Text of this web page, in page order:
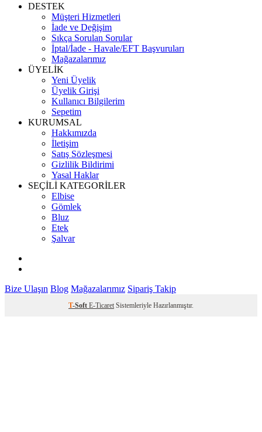
DESTEK
Müşteri Hizmetleri
İade ve Değişim
Sıkça Sorulan Sorular
İptal/İade - Havale/EFT Başvuruları
Mağazalarımız
ÜYELİK
Yeni Üyelik
Üyelik Girişi
Kullanıcı Bilgilerim
Sepetim
KURUMSAL
Hakkımızda
İletişim
Satış Sözleşmesi
Gizlilik Bildirimi
Yasal Haklar
SEÇİLİ KATEGORİLER
Elbise
Gömlek
Bluz
Etek
Şalvar
Bize Ulaşın Blog Mağazalarımız Sipariş Takip
T-Soft E-Ticaret Sistemleriyle Hazırlanmıştır.